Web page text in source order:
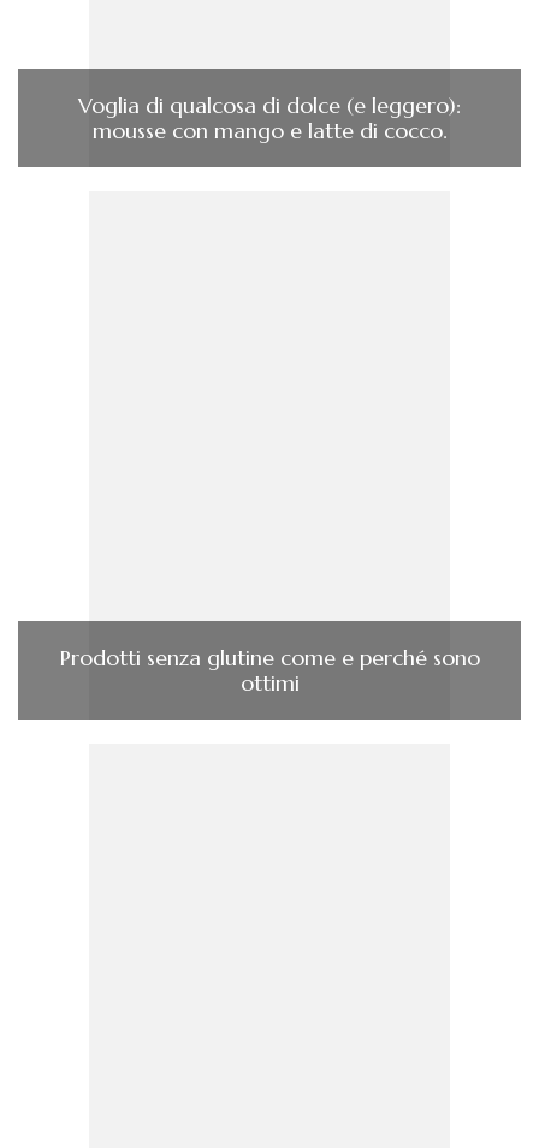
Voglia di qualcosa di dolce (e leggero):
mousse con mango e latte di cocco.
Prodotti senza glutine come e perché sono
ottimi